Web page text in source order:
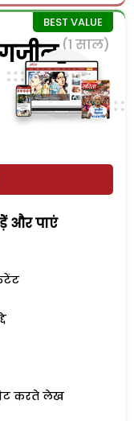
(1 साल)
और पाएं
करते लेख